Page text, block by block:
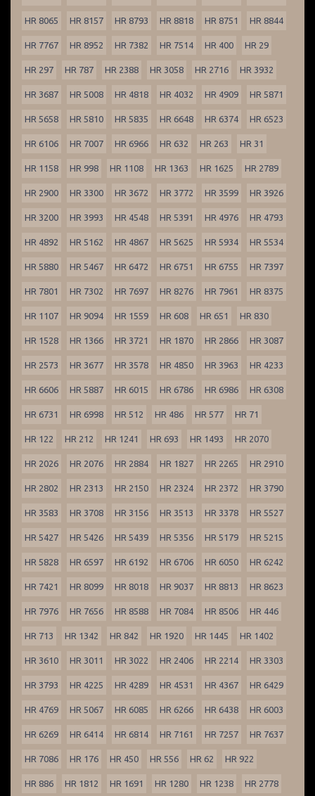
HR 8065 HR 8157 HR 8793 HR 8818 HR 8751 HR 8844
HR 7767 HR 8952 HR 7382 HR 7514 HR 400 HR 29
HR 297 HR 787 HR 2388 HR 3058 HR 2716 HR 3932
HR 3687 HR 5008 HR 4818 HR 4032 HR 4909 HR 5871
HR 5658 HR 5810 HR 5835 HR 6648 HR 6374 HR 6523
HR 6106 HR 7007 HR 6966 HR 632 HR 263 HR 31
HR 1158 HR 998 HR 1108 HR 1363 HR 1625 HR 2789
HR 2900 HR 3300 HR 3672 HR 3772 HR 3599 HR 3926
HR 3200 HR 3993 HR 4548 HR 5391 HR 4976 HR 4793
HR 4892 HR 5162 HR 4867 HR 5625 HR 5934 HR 5534
HR 5880 HR 5467 HR 6472 HR 6751 HR 6755 HR 7397
HR 7801 HR 7302 HR 7697 HR 8276 HR 7961 HR 8375
HR 1107 HR 9094 HR 1559 HR 608 HR 651 HR 830
HR 1528 HR 1366 HR 3721 HR 1870 HR 2866 HR 3087
HR 2573 HR 3677 HR 3578 HR 4850 HR 3963 HR 4233
HR 6606 HR 5887 HR 6015 HR 6786 HR 6986 HR 6308
HR 6731 HR 6998 HR 512 HR 486 HR 577 HR 71
HR 122 HR 212 HR 1241 HR 693 HR 1493 HR 2070
HR 2026 HR 2076 HR 2884 HR 1827 HR 2265 HR 2910
HR 2802 HR 2313 HR 2150 HR 2324 HR 2372 HR 3790
HR 3583 HR 3708 HR 3156 HR 3513 HR 3378 HR 5527
HR 5427 HR 5426 HR 5439 HR 5356 HR 5179 HR 5215
HR 5828 HR 6597 HR 6192 HR 6706 HR 6050 HR 6242
HR 7421 HR 8099 HR 8018 HR 9037 HR 8813 HR 8623
HR 7976 HR 7656 HR 8588 HR 7084 HR 8506 HR 446
HR 713 HR 1342 HR 842 HR 1920 HR 1445 HR 1402
HR 3610 HR 3011 HR 3022 HR 2406 HR 2214 HR 3303
HR 3793 HR 4225 HR 4289 HR 4531 HR 4367 HR 6429
HR 4769 HR 5067 HR 6085 HR 6266 HR 6438 HR 6003
HR 6269 HR 6414 HR 6814 HR 7161 HR 7257 HR 7637
HR 7086 HR 176 HR 450 HR 556 HR 62 HR 922
HR 886 HR 1812 HR 1691 HR 1280 HR 1238 HR 2778